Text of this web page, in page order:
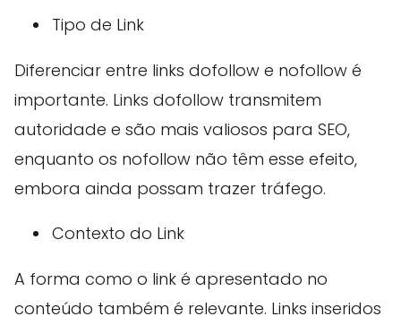
Tipo de Link
Diferenciar entre links dofollow e nofollow é
importante. Links dofollow transmitem
autoridade e são mais valiosos para SEO,
enquanto os nofollow não têm esse efeito,
embora ainda possam trazer tráfego.
Contexto do Link
A forma como o link é apresentado no
conteúdo também é relevante. Links inseridos